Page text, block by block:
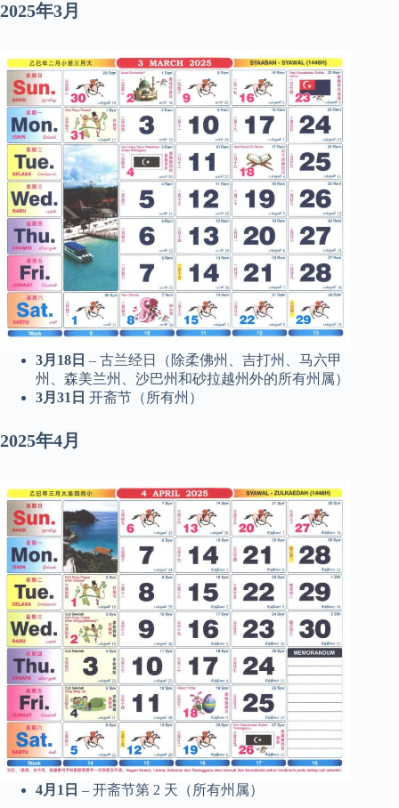
2025年3月
3月18日 – 古兰经日（除柔佛州、吉打州、马六甲
州、森美兰州、沙巴州和砂拉越州外的所有州属）
3月31日 开斋节（所有州）
2025年4月
4月1日 – 开斋节第 2 天（所有州属）